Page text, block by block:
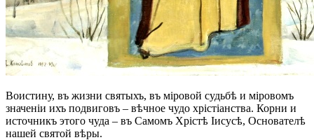
Воистину, въ жизни святыхъ, въ міровой судьбѣ и міровомъ
значеніи ихъ подвиговъ – вѣчное чудо хрістіанства. Корни и
источникъ этого чуда – въ Самомъ Хрістѣ Іисусѣ, Основателѣ
нашей святой вѣры.